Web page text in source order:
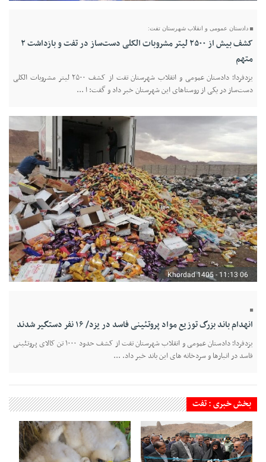
دادستان عمومی و انقلاب شهرستان تفت:
کشف بیش از ۲۵۰۰ لیتر مشروبات الکلی دست‌ساز در تفت و بازداشت ۲
متهم
یزدفردا؛ دادستان عمومی و انقلاب شهرستان تفت از کشف ۲۵۰۰ لیتر مشروبات الکلی
دست‌ساز در یکی از روستاهای این شهرستان خبر داد و گفت: ا ...
06 Khordad 1405 - 11:13
انهدام باند بزرگ توزیع مواد پروتئینی فاسد در یزد/ ۱۶ نفر دستگیر شدند
یزدفردا؛ دادستان عمومی و انقلاب شهرستان تفت از کشف حدود ۱۰۰۰ تن کالای پروتئینی
فاسد در انبارها و سردخانه‌ های این باند خبر داد. ...
بخش خبری : تفت